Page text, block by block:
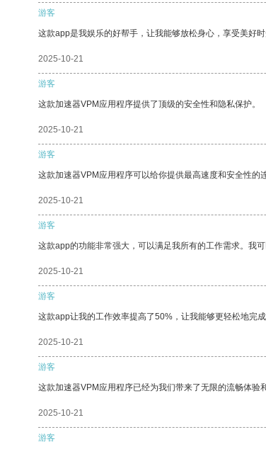
游客
这款app是我娱乐的好帮手，让我能够放松身心，享受美好时
2025-10-21
游客
这款加速器VPM应用程序提供了顶级的安全性和隐私保护。
2025-10-21
游客
这款加速器VPM应用程序可以给你提供最高速度和安全性的
2025-10-21
游客
这款app的功能非常强大，可以满足我所有的工作需求。我
2025-10-21
游客
这款app让我的工作效率提高了50%，让我能够更轻松地完
2025-10-21
游客
这款加速器VPM应用程序已经为我们带来了无限的流畅体验
2025-10-21
游客